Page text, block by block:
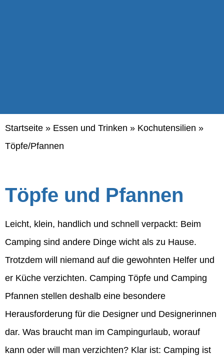
Startseite » Essen und Trinken » Kochutensilien »
Töpfe/Pfannen
Töpfe und Pfannen
Leicht, klein, handlich und schnell verpackt: Beim
Camping sind andere Dinge wicht als zu Hause.
Trotzdem will niemand auf die gewohnten Helfer und
er Küche verzichten. Camping Töpfe und Camping
Pfannen stellen deshalb eine besondere
Herausforderung für die Designer und Designerinnen
dar. Was braucht man im Campingurlaub, worauf
kann oder will man verzichten? Klar ist: Camping ist